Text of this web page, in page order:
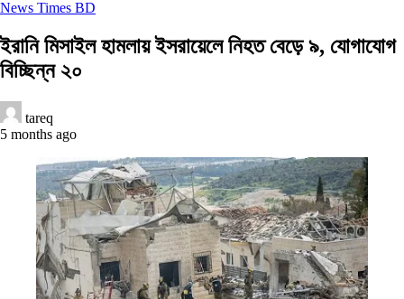
News Times BD
ইরানি মিসাইল হামলায় ইসরায়েলে নিহত বেড়ে ৯, যোগাযোগ
বিচ্ছিন্ন ২০
tareq
5 months ago